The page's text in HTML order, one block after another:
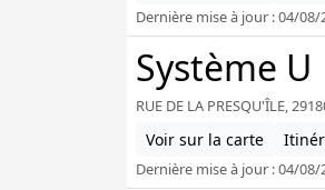
Dernière mise à jour : 04/08/
Système U
RUE DE LA PRESQU'ÎLE,
Voir sur la carte
Dernière mise à jour : 04/08/